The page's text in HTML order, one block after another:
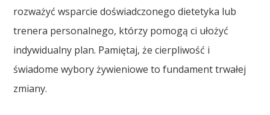
rozważyć wsparcie doświadczonego dietetyka lub
trenera personalnego, którzy pomogą ci ułożyć
indywidualny plan. Pamiętaj, że cierpliwość i
świadome wybory żywieniowe to fundament trwałej
zmiany.